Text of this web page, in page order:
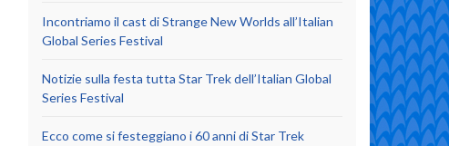
Incontriamo il cast di Strange New Worlds all’Italian
Global Series Festival
Notizie sulla festa tutta Star Trek dell’Italian Global
Series Festival
Ecco come si festeggiano i 60 anni di Star Trek